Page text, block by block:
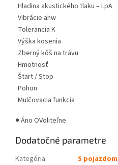
Hladina akustického tlaku – LpA
Vibrácie ahw
Tolerancia K
Výška kosenia
Zberný kôš na trávu
Hmotnosť
Štart / Stop
Pohon
Mulčovacia funkcia
● Áno OVoliteľne
Dodatočné parametre
Kategória:
S pojazdom